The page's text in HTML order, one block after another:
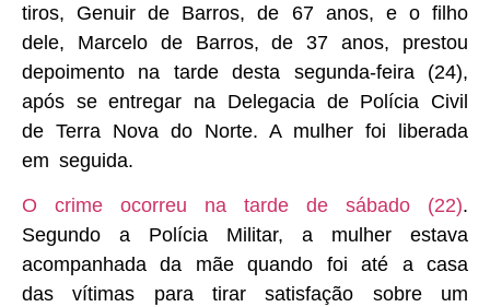
tiros, Genuir de Barros, de 67 anos, e o filho
dele, Marcelo de Barros, de 37 anos, prestou
depoimento na tarde desta segunda-feira (24),
após se entregar na Delegacia de Polícia Civil
de Terra Nova do Norte. A mulher foi liberada
em seguida.
O crime ocorreu na tarde de sábado (22).
Segundo a Polícia Militar, a mulher estava
acompanhada da mãe quando foi até a casa
das vítimas para tirar satisfação sobre um